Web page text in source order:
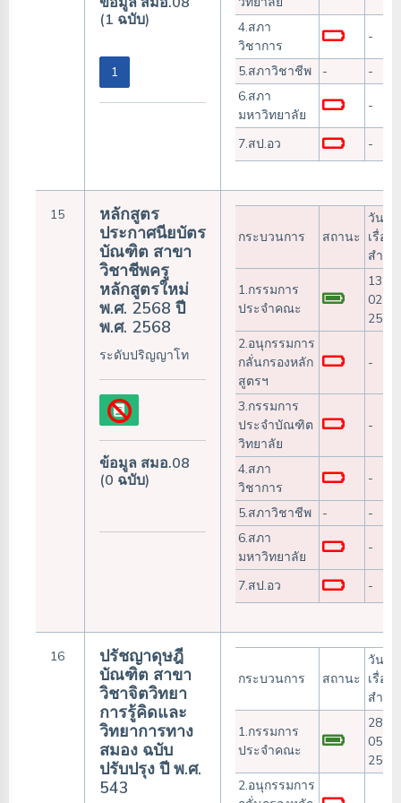
(1 ฉบับ)
1
4.สภา
วิชาการ
-
5.สภาวิชาชีพ -
-
6.สภา
มหาวิทยาลัย
-
7.สป.อว -
15
หลักสูตร
ประกาศนียบัตร
บัณฑิต สาขา
วิชาชีพครู
หลักสูตรใหม่
พ.ศ. 2568 ปี
พ.ศ. 2568
ระดับปริญญาโท
ข้อมูล สมอ.08
(0 ฉบับ)
กระบวนการ สถานะ
วันรับ
เรื่อง/
สำเร็
1.กรรมการ
ประจำคณะ
13-
02-
2568
2.อนุกรรมการ
กลั่นกรองหลัก
สูตรฯ
-
3.กรรมการ
ประจำบัณฑิต
วิทยาลัย
-
4.สภา
วิชาการ
-
5.สภาวิชาชีพ -
-
6.สภา
มหาวิทยาลัย
-
7.สป.อว -
16
ปรัชญาดุษฎี
บัณฑิต สาขา
วิชาจิตวิทยา
การรู้คิดและ
วิทยาการทาง
สมอง ฉบับ
ปรับปรุง ปี พ.ศ.
543
กระบวนการ สถานะ
วันรับ
เรื่อง/
สำเร็
1.กรรมการ
ประจำคณะ
28-
05-
2568
2.อนุกรรมการ